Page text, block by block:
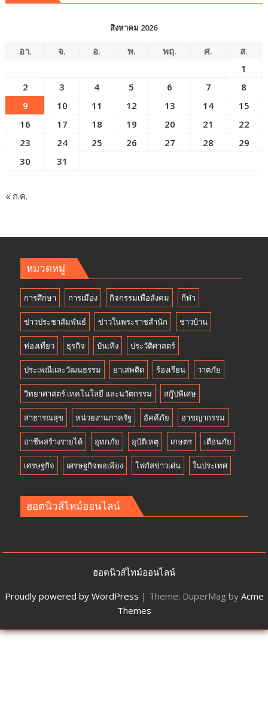
สิงหาคม 2026
อา. จ. อ. พ. พฤ. ศ.
ส.
1
2
3 4 5 6 7
8
9
10 11 12 13 14
15
16
17 18 19 20 21
22
23
24 25 26 27 28
29
30
31
« ก.ค.
หมวดหมู่
การศึกษา การเมือง กิจกรรมเพื่อสังคม กีฬา
ข่าวประชาสัมพันธ์ ข่าวในพระราชสำนัก ชาวบ้าน
ท่องเที่ยว ธุรกิจ บันเทิง ประวัติศาสตร์
ประเพณีและวัฒนธรรม ยาเสพติด ร้องเรียน วาตภัย
วิทยาศาสตร์ เทคโนโลยี และนวัตกรรม สกู๊ปพิเศษ
สาธารณสุข หน่วยงานภาครัฐ อัคคีภัย อาชญากรรม
อาชีพสร้างรายได้ อุทกภัย อุบัติเหตุ เกษตร เตือนภัย
เศรษฐกิจ เศรษฐกิจพอเพียง โฟกัสข่าวเด่น ในประเทศ
ฮอตนิวส์ไทม์ออนไลน์
ฮอตนิวส์ไทม์ออนไลน์
Proudly powered by WordPress | Theme: DuperMag by Acme
Themes